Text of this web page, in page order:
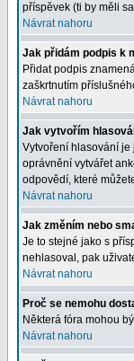
příspěvek (ti by měli
Návrat nahoru
Jak přidám podpis k
Přidat podpis
zaškrtnutím
Návrat nahoru
Jak vytvořím
Vytvoření hlasování je
oprávnění vytvářet
odpovědí, které
Návrat nahoru
Jak změním nebo
Je to stejné jako s
nehlasoval, pak
Návrat nahoru
Proč se nemohu
Některá fóra mohou
Návrat nahoru